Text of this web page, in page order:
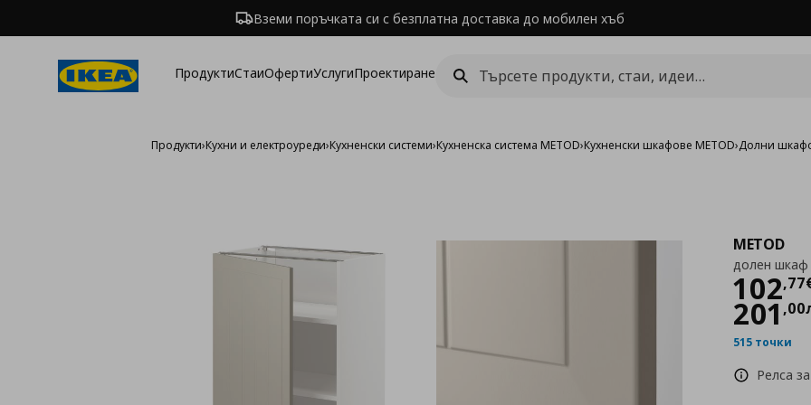
Вземи поръчката си с безплатна доставка до мобилен хъб
ПродуктиСтаиОфертиУслугиПроектиране
Продукти›Кухни и електроуреди›Кухненски системи›Кухненска система METOD›Кухненски шкафове METOD›Долни
METOD
долен шкаф
102,77
201 ,00
515 точки
Релса